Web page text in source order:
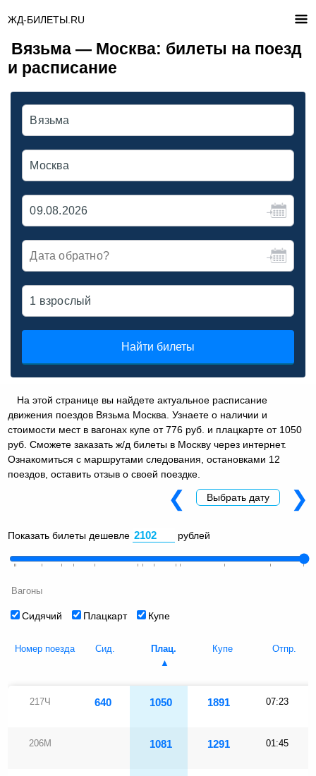
ЖД-БИЛЕТЫ.RU
Вязьма — Москва: билеты на поезд
и расписание
Найти билеты
На этой странице вы найдете актуальное расписание
движения поездов Вязьма Москва. Узнаете о наличии и
стоимости мест в вагонах купе от 776 руб. и плацкарте от 1050
руб. Сможете заказать ж/д билеты в Москву через интернет.
Ознакомиться с маршрутами следования, остановками 12
поездов, оставить отзыв о своей поездке.
Показать билеты дешевле рублей
Вагоны
Сидячий Плацкарт Купе
❮ Выбрать дату ❯
Номер поезда Сид. Плац. Купе Отпр.
217Ч 640 1050 1891 07:23
206М 1081 1291 01:45